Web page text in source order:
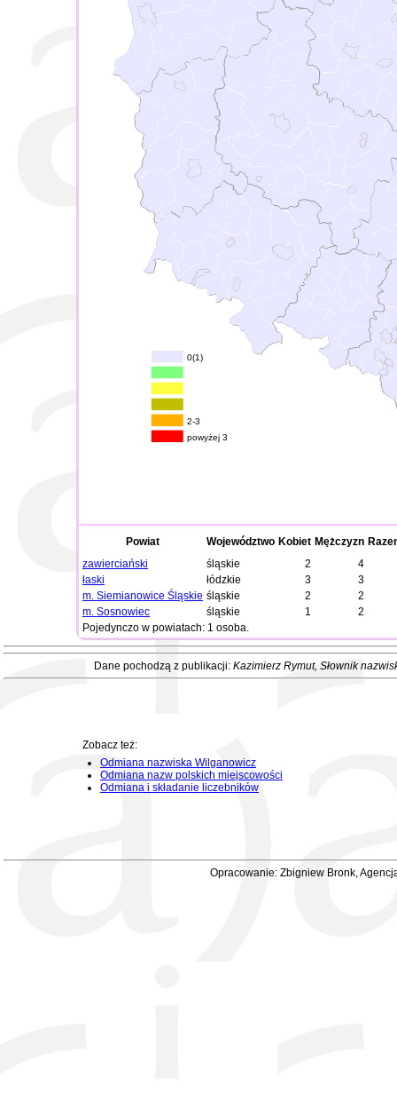
0(1)
2-3
powyżej 3
Powiat Województwo Kobiet Mężczyzn
zawierciański
śląskie 2
4
łaski
łódzkie 3
3
m. Siemianowice Śląskie śląskie 2
2
m. Sosnowiec
śląskie 1
2
Pojedynczo w powiatach: 1 osoba.
Dane pochodzą z publikacji: Kazimierz Rymut, Słownik
Zobacz też:
Odmiana nazwiska Wilganowicz
Odmiana nazw polskich miejscowości
Odmiana i składanie liczebników
Opracowanie: Zbigniew Bronk,